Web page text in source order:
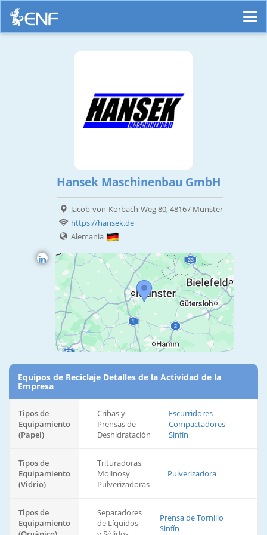
Hansek Maschinenbau GmbH
Jacob-von-Korbach-Weg 80, 48167 Münster
https://hansek.de
Alemania
Equipos de Reciclaje Detalles de la Actividad de la
Empresa
Tipos de
Equipamiento
(Papel)
Cribas y
Prensas de
Deshidratación
Escurridores
Compactadores
Sinfín
Tipos de
Equipamiento
(Vidrio)
Trituradoras,
Molinosy
Pulverizadoras
Pulverizadora
Tipos de
Equipamiento
Separadores
de Líquidos
Prensa de Tornillo
Sinfín